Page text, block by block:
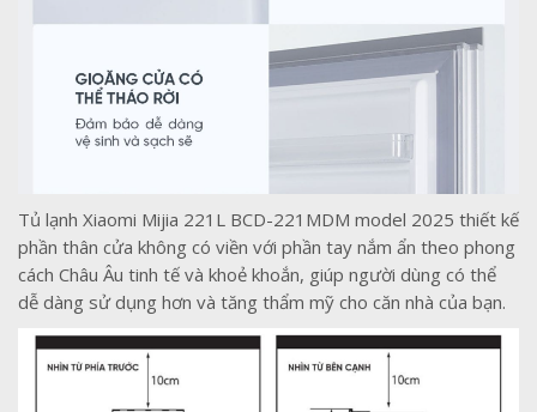
Tủ lạnh Xiaomi Mijia 221L BCD-221MDM model 2025 thiết kế
phần thân cửa không có viền với phần tay nắm ẩn theo phong
cách Châu Âu tinh tế và khoẻ khoắn, giúp người dùng có thể
dễ dàng sử dụng hơn và tăng thẩm mỹ cho căn nhà của bạn.